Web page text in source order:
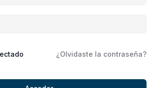
¿Olvidaste la contraseña?